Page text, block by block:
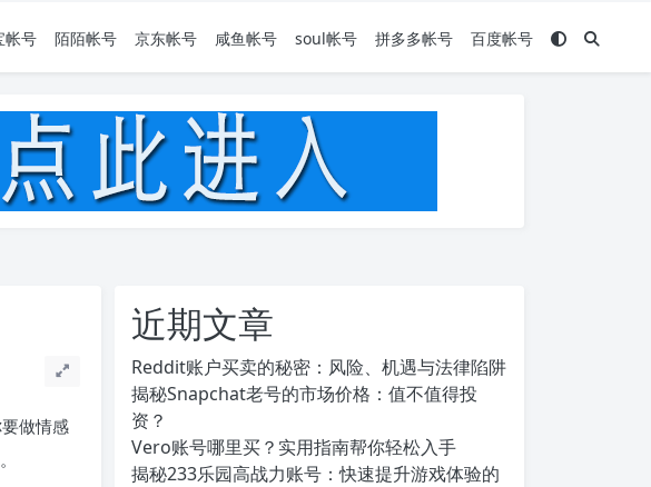
帐号 陌陌帐号 京东帐号 咸鱼帐号 soul帐号 拼多多帐号 百度帐号
做情感
近期文章
Reddit账户买卖的秘密：风险、机遇与法律陷阱
揭秘Snapchat老号的市场价格：值不值得投
资？
Vero账号哪里买？实用指南帮你轻松入手
揭秘233乐园高战力账号：快速提升游戏体验的